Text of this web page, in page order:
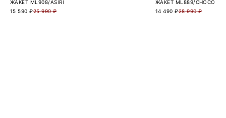
ЖАКЕТ ML908/ASIRI
25 990 ₽
15 590 ₽
ЖАКЕТ ML889/CHOCO
28 990 ₽
14 490 ₽